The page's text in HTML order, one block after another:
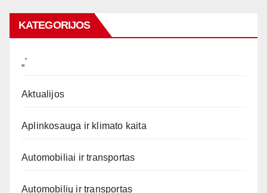
KATEGORIJOS
„`
Aktualijos
Aplinkosauga ir klimato kaita
Automobiliai ir transportas
Automobilių ir transportas